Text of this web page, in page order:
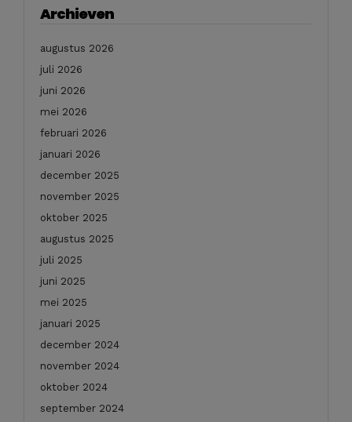
Archieven
augustus 2026
juli 2026
juni 2026
mei 2026
februari 2026
januari 2026
december 2025
november 2025
oktober 2025
augustus 2025
juli 2025
juni 2025
mei 2025
januari 2025
december 2024
november 2024
oktober 2024
september 2024